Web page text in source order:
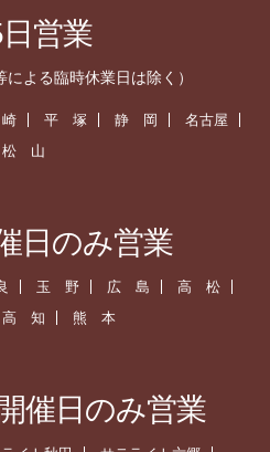
営業
による臨時休業日は除く）
平 塚 静 岡
名古屋
松 山
日のみ営業
玉 野 広 島
高 松
高 知 熊 本
催日のみ営業